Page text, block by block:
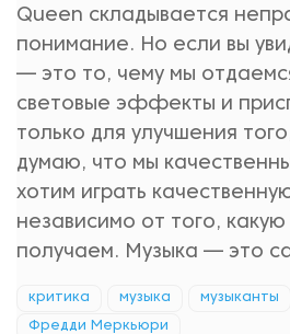
Queen складывается
понимание. Но если вы
— это то, чему мы
световые эффекты и
только для улучшения
думаю, что мы
хотим играть
независимо от того, какую
получаем. Музыка — это
критика музыка музыканты
Фредди Меркьюри